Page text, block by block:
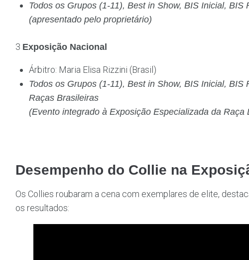
Todos os Grupos (1-11), Best in Show, BIS Inicial,
(apresentado pelo proprietário)
3 Exposição Nacional
Árbitro: Maria Elisa Rizzini (Brasil)
Todos os Grupos (1-11), Best in Show, BIS Inicial,
Raças Brasileiras
(Evento integrado à Exposição Especializada da Raça
Desempenho do Collie na
Os Collies roubaram a cena com exemplares de elite,
os resultados: